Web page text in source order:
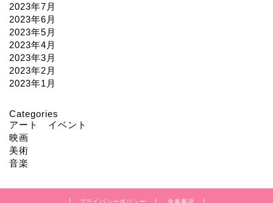
2023年7月
2023年6月
2023年5月
2023年4月
2023年3月
2023年2月
2023年1月
Categories
アート イベント
映画
美術
音楽
プライバシーポリシー 免責事項